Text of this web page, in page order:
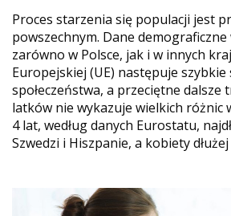
Proces starzenia się populacji jest
powszechnym. Dane demograficzne
zarówno w Polsce, jak i w innych
Europejskiej (UE) następuje
społeczeństwa, a przeciętne dalsze
latków nie wykazuje wielkich różnic
4 lat, według danych Eurostatu,
Szwedzi i Hiszpanie, a kobiety